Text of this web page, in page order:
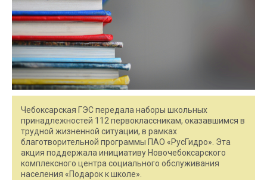
Чебоксарская ГЭС передала наборы школьных
принадлежностей 112 первоклассникам, оказавшимся в
трудной жизненной ситуации, в рамках
благотворительной программы ПАО «РусГидро». Эта
акция поддержала инициативу Новочебоксарского
комплексного центра социального обслуживания
населения «Подарок к школе».